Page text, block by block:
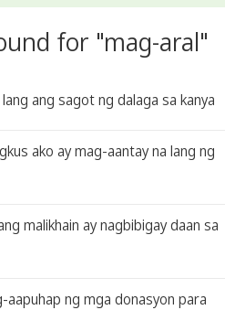
for "mag-aral"
ang sagot ng dalaga sa kanya
ako ay mag-aantay na lang ng
malikhain ay nagbibigay daan sa
aapuhap ng mga donasyon para